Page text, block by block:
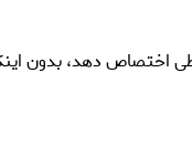
اختصاص دهد،